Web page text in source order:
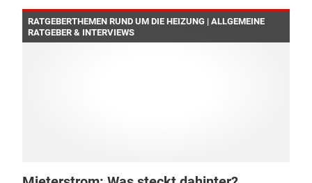
RATGEBERTHEMEN RUND UM DIE HEIZUNG | ALLGEMEINE
RATGEBER & INTERVIEWS